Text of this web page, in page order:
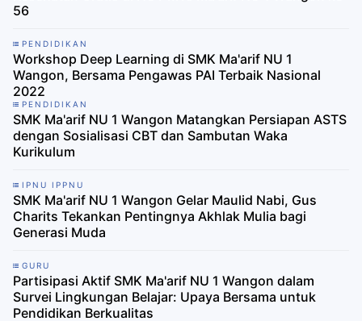
56
PENDIDIKAN
Workshop Deep Learning di SMK Ma'arif NU 1
Wangon, Bersama Pengawas PAI Terbaik Nasional
2022
PENDIDIKAN
SMK Ma'arif NU 1 Wangon Matangkan Persiapan ASTS
dengan Sosialisasi CBT dan Sambutan Waka
Kurikulum
IPNU IPPNU
SMK Ma'arif NU 1 Wangon Gelar Maulid Nabi, Gus
Charits Tekankan Pentingnya Akhlak Mulia bagi
Generasi Muda
GURU
Partisipasi Aktif SMK Ma'arif NU 1 Wangon dalam
Survei Lingkungan Belajar: Upaya Bersama untuk
Pendidikan Berkualitas